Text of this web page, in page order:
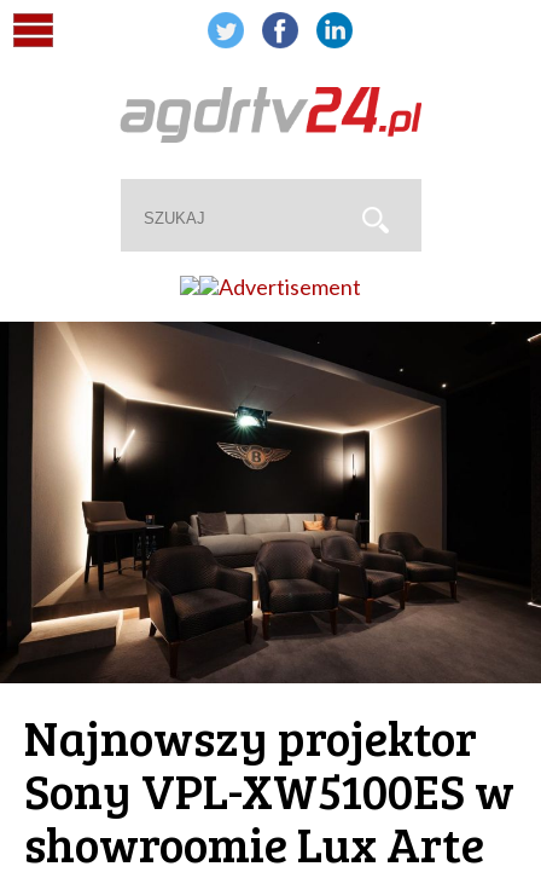
Najnowszy projektor
Sony VPL-XW5100ES w
showroomie Lux Arte